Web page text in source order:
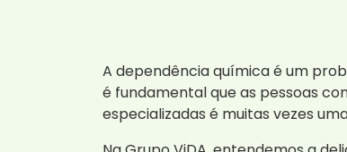
A dependência química é um
é fundamental que as pessoas
especializadas é muitas vezes